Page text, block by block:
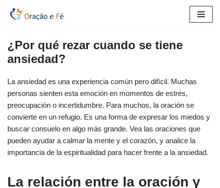
contenido
¿Por qué rezar cuando se tiene
ansiedad?
La ansiedad es una experiencia común pero difícil. Muchas
personas sienten esta emoción en momentos de estrés,
preocupación o incertidumbre. Para muchos, la oración se
convierte en un refugio. Es una forma de expresar los miedos y
buscar consuelo en algo más grande. Vea las oraciones que
pueden ayudar a calmar la mente y el corazón, y analice la
importancia de la espiritualidad para hacer frente a la ansiedad.
La relación entre la oración y